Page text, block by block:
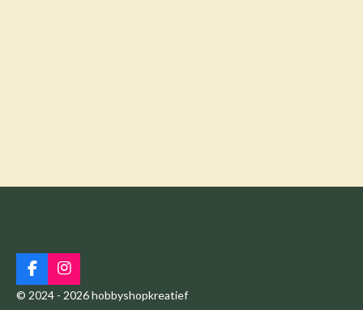
F
a
c
I
n
s
© 2024 - 2026 hobbyshopkreatief